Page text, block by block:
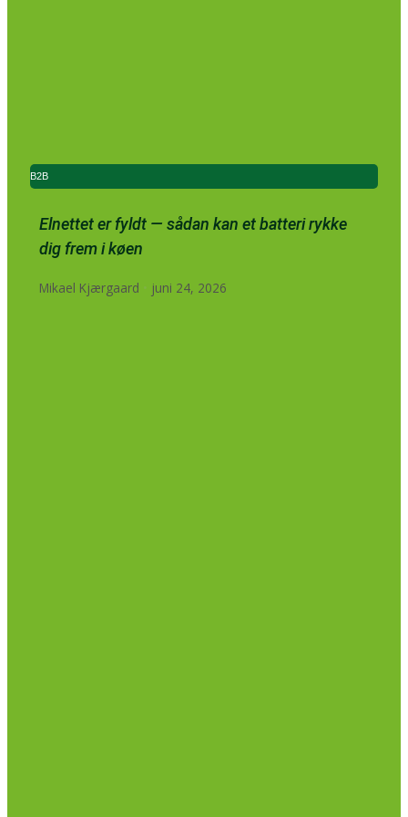
B2B
Elnettet er fyldt — sådan kan et batteri rykke
dig frem i køen
Mikael Kjærgaard juni 24, 2026